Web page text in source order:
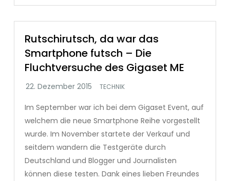
Rutschirutsch, da war das
Smartphone futsch – Die
Fluchtversuche des Gigaset ME
TECHNIK
Im September war ich bei dem Gigaset Event, auf
welchem die neue Smartphone Reihe vorgestellt
wurde. Im November startete der Verkauf und
seitdem wandern die Testgeräte durch
Deutschland und Blogger und Journalisten
können diese testen. Dank eines lieben Freundes